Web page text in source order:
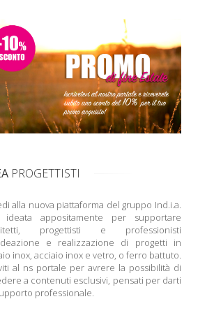
PROGETTISTI
alla nuova piattaforma del gruppo Ind.i.a.
ideata appositamente per supportare
progettisti e professionisti
e realizzazione di progetti in
inox, acciaio inox e vetro, o ferro battuto.
al ns portale per avrere la possibilità di
a contenuti esclusivi, pensati per darti
professionale.